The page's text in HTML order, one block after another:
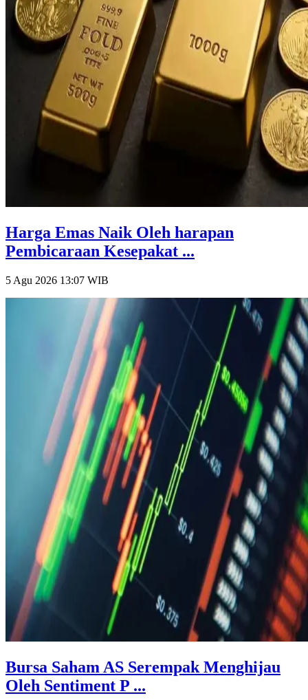
Harga Emas Naik Oleh harapan
Pembicaraan Kesepakat ...
5 Agu 2026 13:07 WIB
Bursa Saham AS Serempak Menghijau
Oleh Sentiment P ...